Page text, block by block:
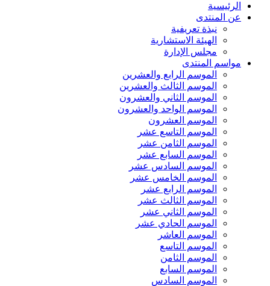
الرئيسية
عن المنتدى
نبذة تعريفية
الهيئة الاستشارية
مجلس الإدارة
مواسم المنتدى
الموسم الرابع والعشرين
الموسم الثالث والعشرين
الموسم الثاني والعشرون
الموسم الواحد والعشرون
الموسم العشرون
الموسم التاسع عشر
الموسم الثامن عشر
الموسم السابع عشر
الموسم السادس عشر
الموسم الخامس عشر
الموسم الرابع عشر
الموسم الثالث عشر
الموسم الثاني عشر
الموسم الحادي عشر
الموسم العاشر
الموسم التاسع
الموسم الثامن
الموسم السابع
الموسم السادس